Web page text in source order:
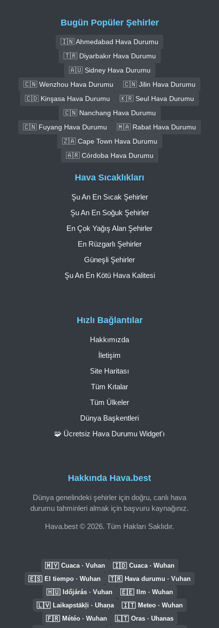
Bugün Popüler Şehirler
🇮🇳 Ahmedabad Hava Durumu
🇹🇷 Diyarbakır Hava Durumu
🇦🇺 Sidney Hava Durumu
🇨🇳 Wenzhou Hava Durumu
🇨🇳 Jilin Hava Durumu
🇨🇩 Kinşasa Hava Durumu
🇰🇷 Seul Hava Durumu
🇨🇳 Nanchang Hava Durumu
🇨🇳 Fuyang Hava Durumu
🇲🇦 Rabat Hava Durumu
🇿🇦 Cape Town Hava Durumu
🇦🇷 Córdoba Hava Durumu
Hakkında Hava.best
Dünya genelindeki şehirler için doğru, canlı hava
durumu tahminleri almak için başvuru kaynağınız.
Hava.best © 2026. Tüm Hakları Saklıdır.
Hızlı Bağlantılar
Hakkımızda
İletişim
Site Haritası
Tüm Kıtalar
Tüm Ülkeler
Dünya Başkentleri
🧩 Ücretsiz Hava Durumu Widget'ı
Hava Sıcaklıkları
Şu An En Sıcak Şehirler
Şu An En Soğuk Şehirler
En Çok Yağış Alan Şehirler
En Rüzgarlı Şehirler
Güneşli Şehirler
Şu An En Kötü Hava Kalitesi
🇲🇾 Cuaca · Vuhan 🇮🇩 Cuaca · Wuhan
🇪🇸 El tiempo · Wuhan 🇹🇷 Hava durumu · Vuhan
🇭🇺 Időjárás · Vuhan 🇪🇪 Ilm · Wuhan
🇱🇻 Laikapstākļi · Uhaņa 🇮🇹 Meteo · Wuhan
🇫🇷 Météo · Wuhan 🇱🇹 Oras · Uhanas